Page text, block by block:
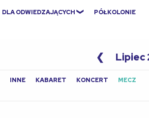
DLA ODWIEDZAJĄCYCH PÓŁKOLONIE
❮ Lipiec
INNE KABARET KONCERT
MECZ